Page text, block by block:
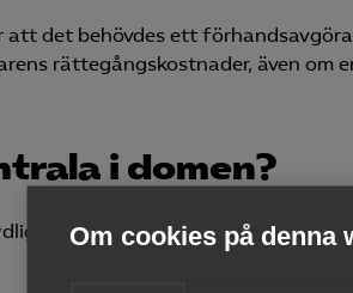
Om cookies på denna
att det behövdes ett
rättegångskostnader, även om
i domen?
ringar in gränsen för när GDPR